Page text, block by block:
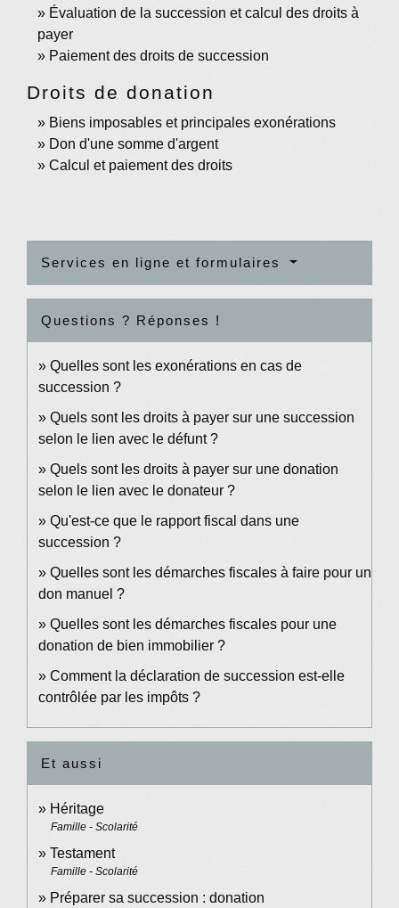
Évaluation de la succession et calcul des droits à
payer
Paiement des droits de succession
Droits de donation
Biens imposables et principales exonérations
Don d'une somme d'argent
Calcul et paiement des droits
Services en ligne et formulaires
Questions ? Réponses !
Quelles sont les exonérations en cas de
succession ?
Quels sont les droits à payer sur une succession
selon le lien avec le défunt ?
Quels sont les droits à payer sur une donation
selon le lien avec le donateur ?
Qu'est-ce que le rapport fiscal dans une
succession ?
Quelles sont les démarches fiscales à faire pour un
don manuel ?
Quelles sont les démarches fiscales pour une
donation de bien immobilier ?
Comment la déclaration de succession est-elle
contrôlée par les impôts ?
Et aussi
Héritage
Famille - Scolarité
Testament
Famille - Scolarité
Préparer sa succession : donation